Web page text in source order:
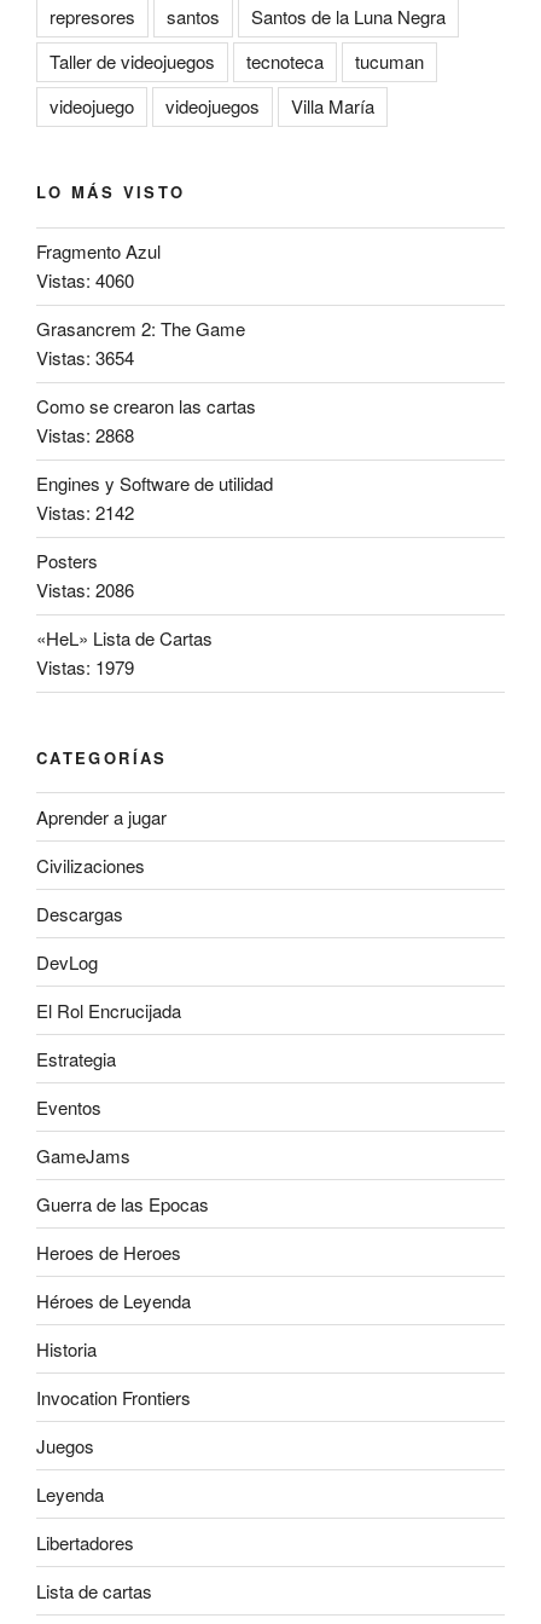
represores santos
Santos de la Luna Negra
Taller de videojuegos
tecnoteca
tucuman
videojuego
videojuegos Villa María
LO MÁS VISTO
Fragmento Azul
Vistas: 4060
Grasancrem 2: The Game
Vistas: 3654
Como se crearon las cartas
Vistas: 2868
Engines y Software de utilidad
Vistas: 2142
Posters
Vistas: 2086
«HeL» Lista de Cartas
Vistas: 1979
CATEGORÍAS
Aprender a jugar
Civilizaciones
Descargas
DevLog
El Rol Encrucijada
Estrategia
Eventos
GameJams
Guerra de las Epocas
Heroes de Heroes
Héroes de Leyenda
Historia
Invocation Frontiers
Juegos
Leyenda
Libertadores
Lista de cartas